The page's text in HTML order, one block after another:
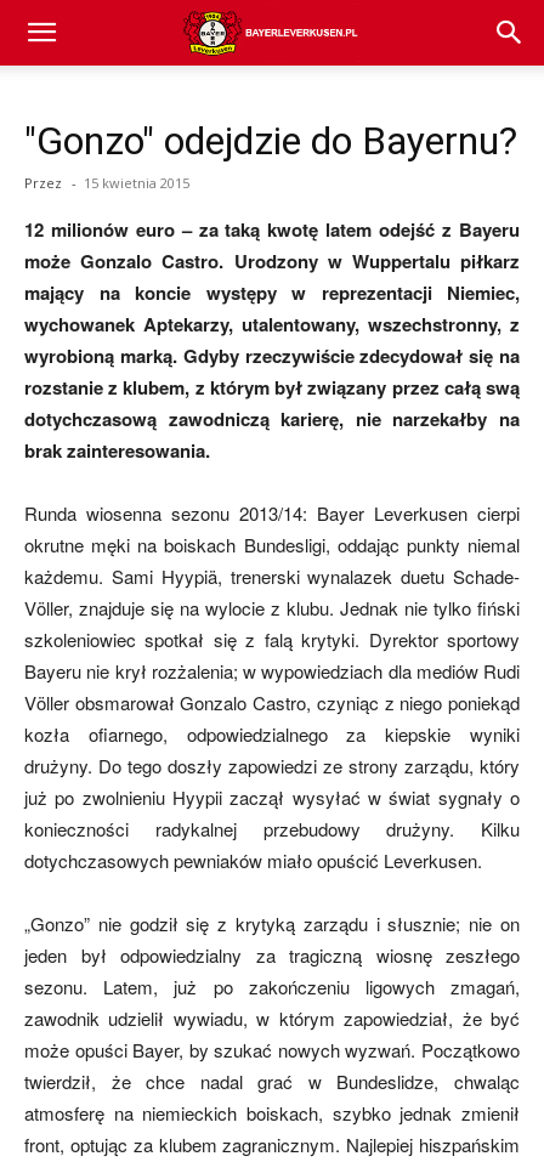
Bayer
Leverkusen
aktualności
mecze,
skład)
"Gonzo" odejdzie do Bayernu?
Przez - 15 kwietnia 2015
12 milionów euro – za taką kwotę latem odejść z Bayeru
może Gonzalo Castro. Urodzony w Wuppertalu piłkarz
mający na koncie występy w reprezentacji Niemiec,
wychowanek Aptekarzy, utalentowany, wszechstronny, z
wyrobioną marką. Gdyby rzeczywiście zdecydował się na
rozstanie z klubem, z którym był związany przez całą swą
dotychczasową zawodniczą karierę, nie narzekałby na
brak zainteresowania.
Runda wiosenna sezonu 2013/14: Bayer Leverkusen cierpi
okrutne męki na boiskach Bundesligi, oddając punkty niemal
każdemu. Sami Hyypiä, trenerski wynalazek duetu Schade-
Völler, znajduje się na wylocie z klubu. Jednak nie tylko fiński
szkoleniowiec spotkał się z falą krytyki. Dyrektor sportowy
Bayeru nie krył rozżalenia; w wypowiedziach dla mediów Rudi
Völler obsmarował Gonzalo Castro, czyniąc z niego poniekąd
kozła ofiarnego, odpowiedzialnego za kiepskie wyniki
drużyny. Do tego doszły zapowiedzi ze strony zarządu, który
już po zwolnieniu Hyypii zaczął wysyłać w świat sygnały o
konieczności radykalnej przebudowy drużyny. Kilku
dotychczasowych pewniaków miało opuścić Leverkusen.
„Gonzo” nie godził się z krytyką zarządu i słusznie; nie on
jeden był odpowiedzialny za tragiczną wiosnę zeszłego
sezonu. Latem, już po zakończeniu ligowych zmagań,
zawodnik udzielił wywiadu, w którym zapowiedział, że być
może opuści Bayer, by szukać nowych wyzwań. Początkowo
twierdził, że chce nadal grać w Bundeslidze, chwaląc
atmosferę na niemieckich boiskach, szybko jednak zmienił
front, optując za klubem zagranicznym. Najlepiej hiszpańskim